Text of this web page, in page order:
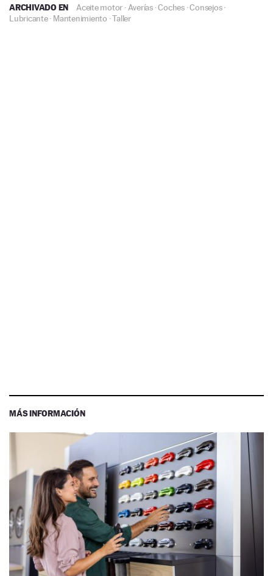
ARCHIVADO EN Aceite motor ·Averías·Coches·Consejos·
Lubricante· Mantenimiento ·Taller
MÁS INFORMACIÓN